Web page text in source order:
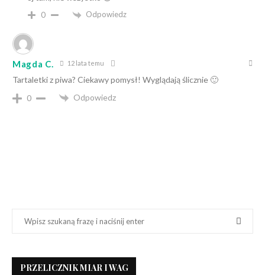
0 Odpowiedz
Magda C. 12 lata temu
Tartaletki z piwa? Ciekawy pomysł! Wyglądają ślicznie 🙂
0
Odpowiedz
PRZELICZNIK MIAR I WAG